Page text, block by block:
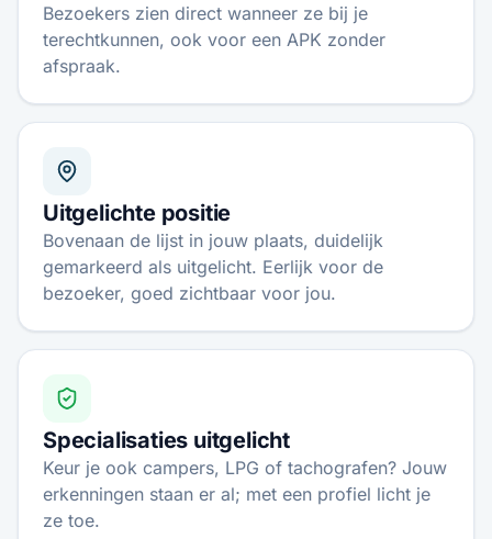
Bezoekers zien direct wanneer ze bij je
terechtkunnen, ook voor een APK zonder
afspraak.
Uitgelichte positie
Bovenaan de lijst in jouw plaats, duidelijk
gemarkeerd als uitgelicht. Eerlijk voor de
bezoeker, goed zichtbaar voor jou.
Specialisaties uitgelicht
Keur je ook campers, LPG of tachografen? Jouw
erkenningen staan er al; met een profiel licht je
ze toe.